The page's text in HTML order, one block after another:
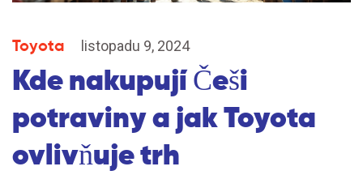
Toyota listopadu 9, 2024
Kde nakupují Češi
potraviny a jak Toyota
ovlivňuje trh